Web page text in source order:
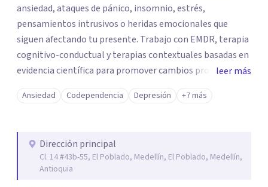
ansiedad, ataques de pánico, insomnio, estrés,
pensamientos intrusivos o heridas emocionales que
siguen afectando tu presente. Trabajo con EMDR, terapia
cognitivo-conductual y terapias contextuales basadas en
evidencia científica para promover cambios profundos y
duraderos. Atiendo adultos, adolescentes, parejas y
familias de forma presencial en Medellín y online, en un
leer más
Ansiedad Codependencia Depresión +7 más
Dirección principal
Cl. 14 #43b-55, El Poblado, Medellín, El Poblado, Medellín,
Antioquia